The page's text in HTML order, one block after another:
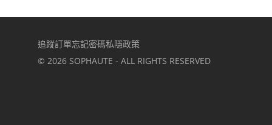
追蹤訂單忘記密碼私隱政策
© 2026 SOPHAUTE - ALL RIGHTS RESERVED